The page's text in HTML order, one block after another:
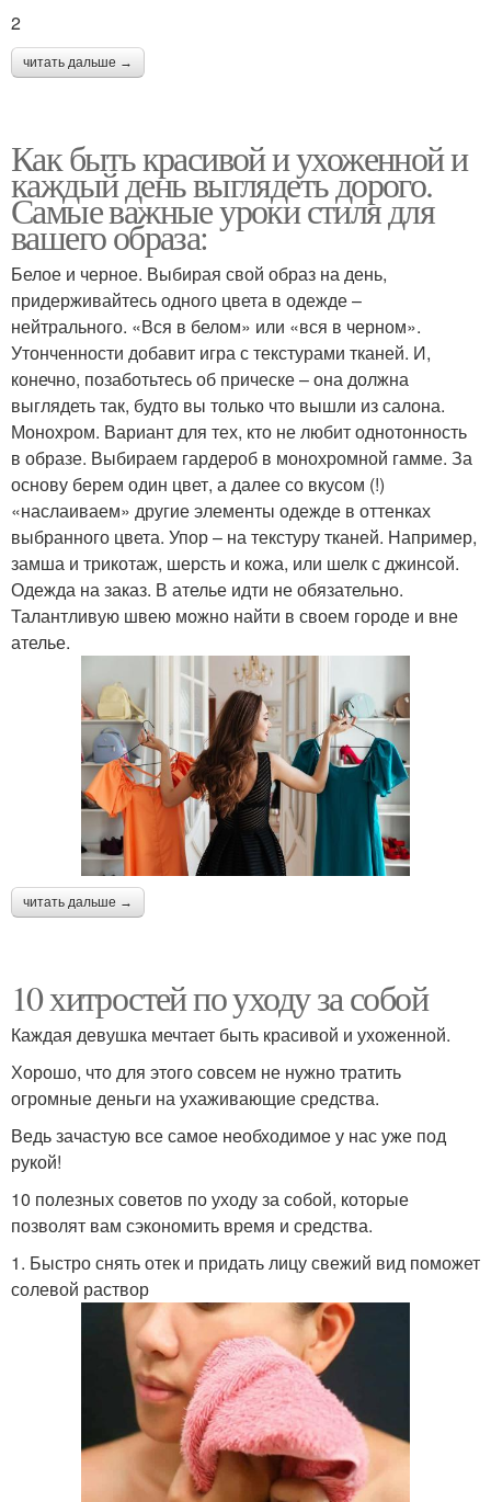
2
читать дальше →
Как быть красивой и ухоженной и
каждый день выглядеть дорого.
Самые важные уроки стиля для
вашего образа:
Белое и черное. Выбирая свой образ на день,
придерживайтесь одного цвета в одежде –
нейтрального. «Вся в белом» или «вся в черном».
Утонченности добавит игра с текстурами тканей. И,
конечно, позаботьтесь об прическе – она должна
выглядеть так, будто вы только что вышли из салона.
Монохром. Вариант для тех, кто не любит однотонность
в образе. Выбираем гардероб в монохромной гамме. За
основу берем один цвет, а далее со вкусом (!)
«наслаиваем» другие элементы одежде в оттенках
выбранного цвета. Упор – на текстуру тканей. Например,
замша и трикотаж, шерсть и кожа, или шелк с джинсой.
Одежда на заказ. В ателье идти не обязательно.
Талантливую швею можно найти в своем городе и вне
ателье.
читать дальше →
10 хитростей по уходу за собой
Каждая девушка мечтает быть красивой и ухоженной.
Хорошо, что для этого совсем не нужно тратить
огромные деньги на ухаживающие средства.
Ведь зачастую все самое необходимое у нас уже под
рукой!
10 полезных советов по уходу за собой, которые
позволят вам сэкономить время и средства.
1. Быстро снять отек и придать лицу свежий вид поможет
солевой раствор